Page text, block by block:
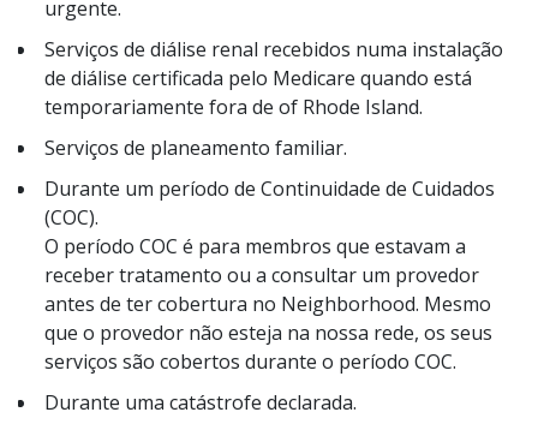
urgente.
Serviços de diálise renal recebidos numa instalação
de diálise certificada pelo Medicare quando está
temporariamente fora de of Rhode Island.
Serviços de planeamento familiar.
Durante um período de Continuidade de Cuidados
(COC).
O período COC é para membros que estavam a
receber tratamento ou a consultar um provedor
antes de ter cobertura no Neighborhood. Mesmo
que o provedor não esteja na nossa rede, os seus
serviços são cobertos durante o período COC.
Durante uma catástrofe declarada.